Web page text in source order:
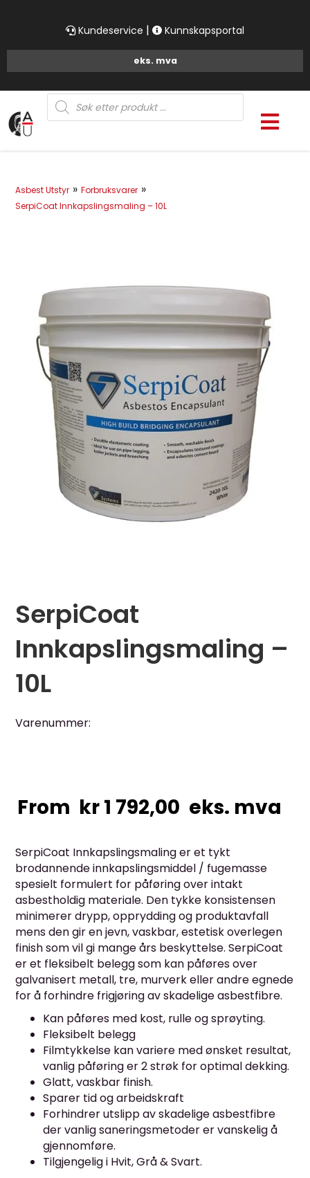
Kundeservice | Kunnskapsportal
Products
search
Asbest Utstyr » Forbruksvarer »
SerpiCoat Innkapslingsmaling – 10L
SerpiCoat
Innkapslingsmaling –
10L
Varenummer:
From kr1 792,00 eks. mva
SerpiCoat Innkapslingsmaling er et tykt
brodannende innkapslingsmiddel / fugemasse
spesielt formulert for påføring over intakt
asbestholdig materiale. Den tykke konsistensen
minimerer drypp, opprydding og produktavfall
mens den gir en jevn, vaskbar, estetisk overlegen
finish som vil gi mange års beskyttelse. SerpiCoat
er et fleksibelt belegg som kan påføres over
galvanisert metall, tre, murverk eller andre egnede
for å forhindre frigjøring av skadelige asbestfibre.
Kan påføres med kost, rulle og sprøyting.
Fleksibelt belegg
Filmtykkelse kan variere med ønsket resultat,
vanlig påføring er 2 strøk for optimal dekking.
Glatt, vaskbar finish.
Sparer tid og arbeidskraft
Forhindrer utslipp av skadelige asbestfibre
der vanlig saneringsmetoder er vanskelig å
gjennomføre.
Tilgjengelig i Hvit, Grå & Svart.